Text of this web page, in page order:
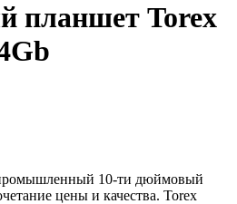
планшет Torex
10-ти дюймовый
цены и качества. Torex